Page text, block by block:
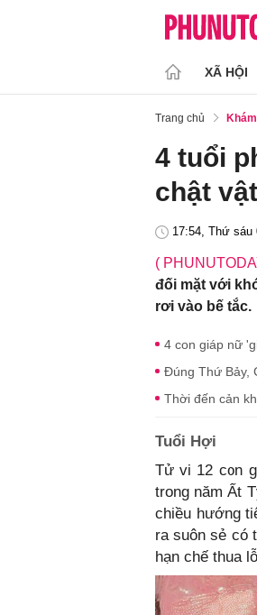
XÃ HỘI
Trang chủ
4 tuổi
chật
17:54, Thứ sáu
(
đối mặt với
rơi vào bế tắc.
4 con giáp nữ
Đúng Thứ Bảy,
Thời đến cản
Tuổi Hợi
Tử vi 12 con
trong năm Ất
chiều hướng
ra suôn sẻ có
hạn chế thua